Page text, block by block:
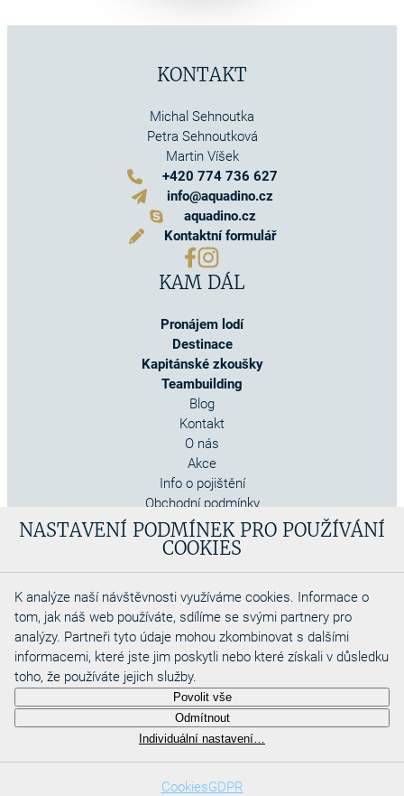
NASTAVENÍ PODMÍNEK PRO POUŽÍVÁNÍ
COOKIES
K analýze naší návštěvnosti využíváme cookies. Informace o
tom, jak náš web používáte, sdílíme se svými partnery pro
analýzy. Partneři tyto údaje mohou zkombinovat s dalšími
informacemi, které jste jim poskytli nebo které získali v důsledku
toho, že používáte jejich služby.
Povolit vše
Odmítnout
Individuální nastavení…
CookiesGDPR
KONTAKT
Michal Sehnoutka
Petra Sehnoutková
Martin Víšek
+420 774 736 627
info@aquadino.cz
aquadino.cz
Kontaktní formulář
KAM DÁL
Pronájem lodí
Destinace
Kapitánské zkoušky
Teambuilding
Blog
Kontakt
O nás
Akce
Info o pojištění
Obchodní podmínky
Cookies
Copyright 2026
Aquadino s.r.o
Webdesigned by